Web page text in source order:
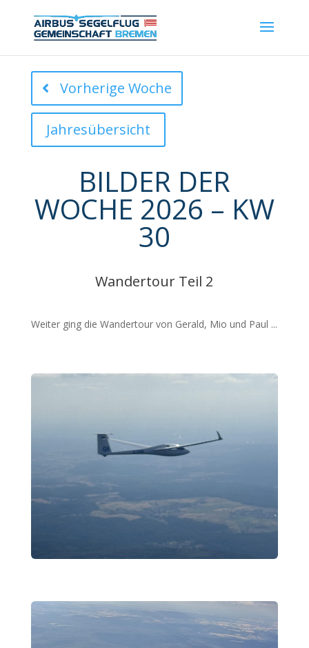
Vorherige Woche
Jahresübersicht
BILDER DER
WOCHE 2026 – KW
30
Wandertour Teil 2
Weiter ging die Wandertour von Gerald, Mio und Paul ...